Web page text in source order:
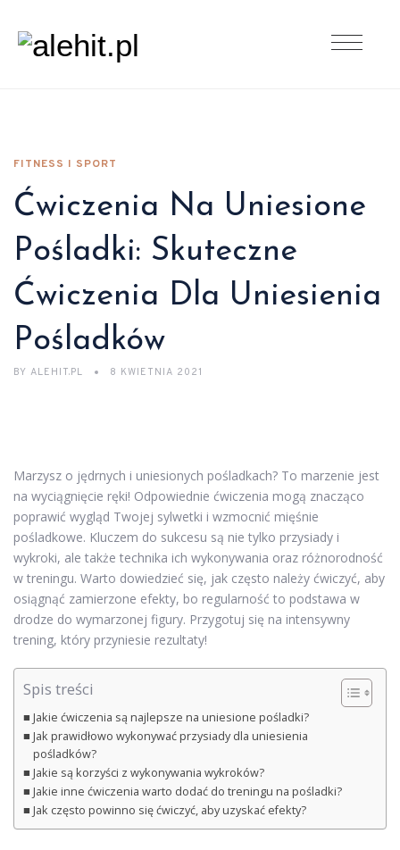
FITNESS I SPORT
Ćwiczenia Na Uniesione
Pośladki: Skuteczne
Ćwiczenia Dla Uniesienia
Pośladków
BY ALEHIT.PL 8 KWIETNIA 2021
Marzysz o jędrnych i uniesionych pośladkach? To marzenie jest
na wyciągnięcie ręki! Odpowiednie ćwiczenia mogą znacząco
poprawić wygląd Twojej sylwetki i wzmocnić mięśnie
pośladkowe. Kluczem do sukcesu są nie tylko przysiady i
wykroki, ale także technika ich wykonywania oraz różnorodność
w treningu. Warto dowiedzieć się, jak często należy ćwiczyć, aby
osiągnąć zamierzone efekty, bo regularność to podstawa w
drodze do wymarzonej figury. Przygotuj się na intensywny
trening, który przyniesie rezultaty!
Spis treści
Jakie ćwiczenia są najlepsze na uniesione pośladki?
Jak prawidłowo wykonywać przysiady dla uniesienia
pośladków?
Jakie są korzyści z wykonywania wykroków?
Jakie inne ćwiczenia warto dodać do treningu na pośladki?
Jak często powinno się ćwiczyć, aby uzyskać efekty?